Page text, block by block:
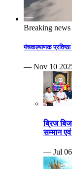
Breaking news
पंचकल्याणक
— Nov 10
ब्रिज
सम्मान
— Jul